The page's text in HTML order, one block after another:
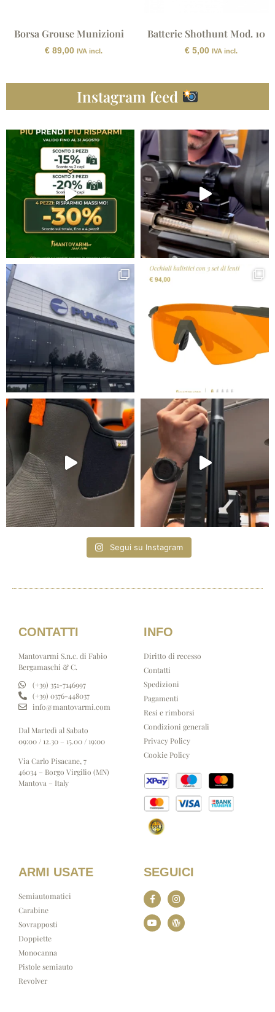
Borsa Grouse Munizioni
€89,00 IVA incl.
Batterie Shothunt Mod. 10
€5,00 IVA incl.
Instagram feed
Segui su Instagram
CONTATTI
Mantovarmi S.n.c. di Fabio
Bergamaschi & C.
(+39) 351-7146997
(+39) 0376-448037
info@mantovarmi.com
Dal Martedì al Sabato
09:00 / 12.30 – 15.00 / 19:00
Via Carlo Pisacane, 7
46034 – Borgo Virgilio (MN)
Mantova – Italy
INFO
Diritto di recesso
Contatti
Spedizioni
Pagamenti
Resi e rimborsi
Condizioni generali
Privacy Policy
Cookie Policy
ARMI USATE
Semiautomatici
Carabine
Sovrapposti
Doppiette
Monocanna
Pistole semiauto
Revolver
SEGUICI